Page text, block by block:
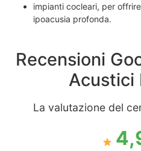
impianti cocleari, per
ipoacusia profonda.
Recensioni
Acustici
La valutazione del